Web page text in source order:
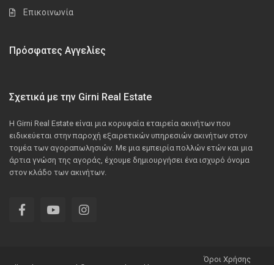
Επικοινωνία
Πρόσφατες Αγγελίες
Σχετικά με την Girni Real Estate
Η Girni Real Estate είναι μια κορυφαία εταιρεία ακινήτων που
ειδικεύεται στην παροχή εξαιρετικών υπηρεσιών ακινήτων στον
τομέα των αγοραπωλησιών. Με μια εμπειρία πολλών ετών και μια
άρτια γνώση της αγοράς, έχουμε δημιουργήσει ένα ισχυρό όνομα
στον κλάδο των ακινήτων.
Όροι Χρήσης